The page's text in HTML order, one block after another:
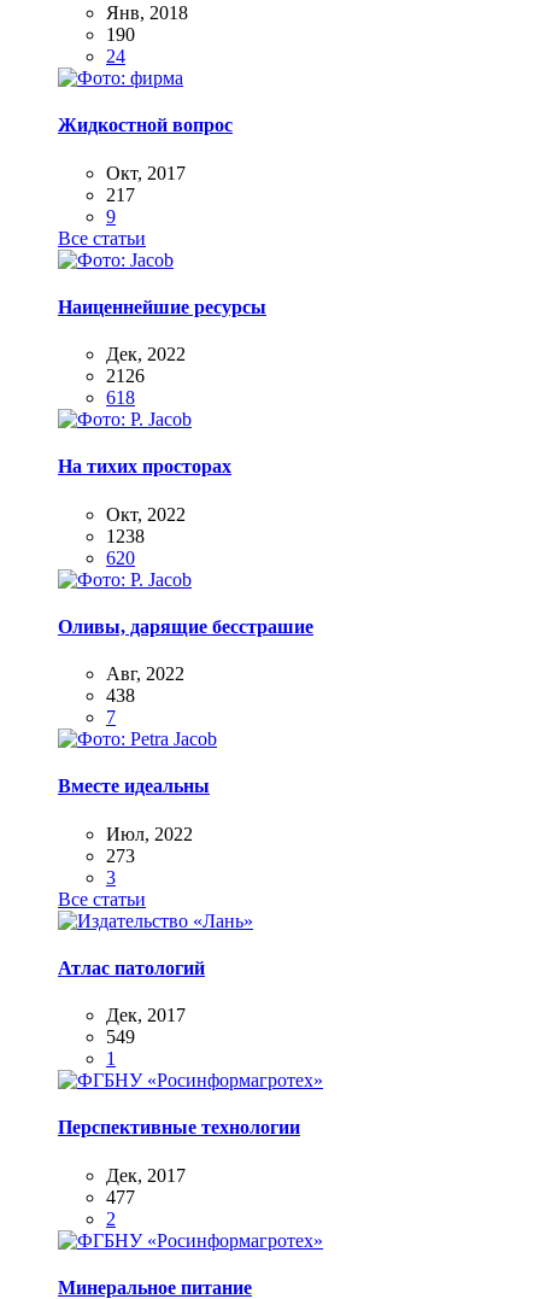
Янв, 2018
190
24
Жидкостной вопрос
Окт, 2017
217
9
Все статьи
Наиценнейшие ресурсы
Дек, 2022
2126
618
На тихих просторах
Окт, 2022
1238
620
Оливы, дарящие бесстрашие
Авг, 2022
438
7
Вместе идеальны
Июл, 2022
273
3
Все статьи
Атлас патологий
Дек, 2017
549
1
Перспективные технологии
Дек, 2017
477
2
Минеральное питание